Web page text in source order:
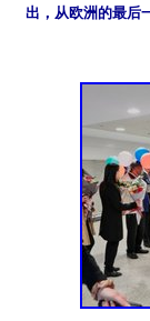
出，从欧洲的最后